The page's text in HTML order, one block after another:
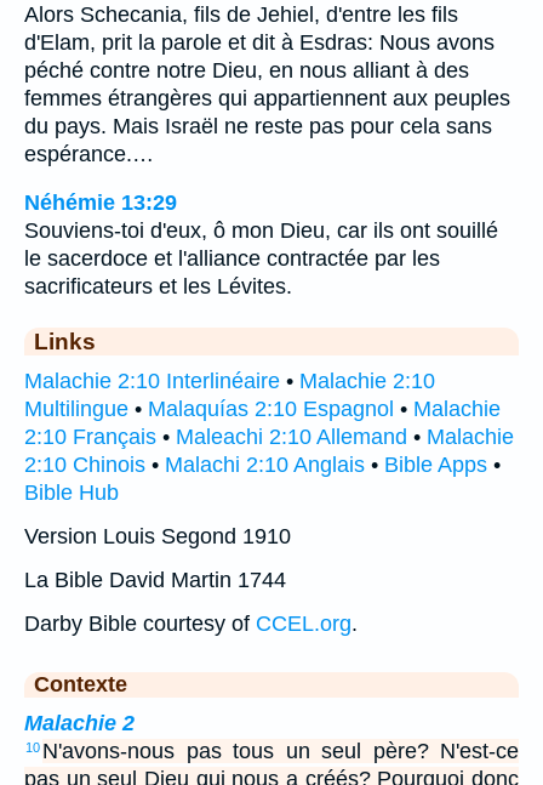
Alors Schecania, fils de Jehiel, d'entre les fils
d'Elam, prit la parole et dit à Esdras: Nous avons
péché contre notre Dieu, en nous alliant à des
femmes étrangères qui appartiennent aux peuples
du pays. Mais Israël ne reste pas pour cela sans
espérance.…
Néhémie 13:29
Souviens-toi d'eux, ô mon Dieu, car ils ont souillé
le sacerdoce et l'alliance contractée par les
sacrificateurs et les Lévites.
Links
Malachie 2:10 Interlinéaire • Malachie 2:10
Multilingue • Malaquías 2:10 Espagnol • Malachie
2:10 Français • Maleachi 2:10 Allemand • Malachie
2:10 Chinois • Malachi 2:10 Anglais • Bible Apps •
Bible Hub
Version Louis Segond 1910
La Bible David Martin 1744
Darby Bible courtesy of CCEL.org.
Contexte
Malachie 2
10 N'avons-nous pas tous un seul père? N'est-ce
pas un seul Dieu qui nous a créés? Pourquoi donc